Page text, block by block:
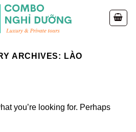
ARCHIVES: LÀO
you’re looking for. Perhaps